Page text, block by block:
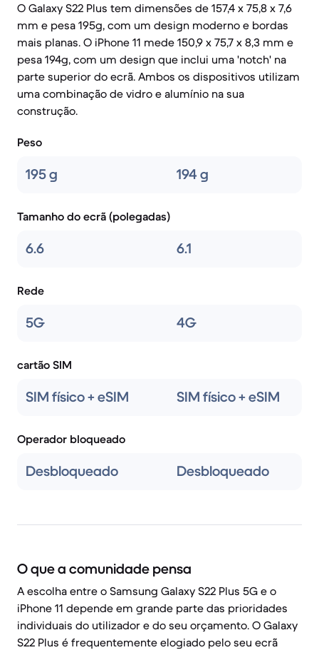
O Galaxy S22 Plus tem dimensões de 157,4 x 75,8 x 7,6
mm e pesa 195g, com um design moderno e bordas
mais planas. O iPhone 11 mede 150,9 x 75,7 x 8,3 mm e
pesa 194g, com um design que inclui uma 'notch' na
parte superior do ecrã. Ambos os dispositivos utilizam
uma combinação de vidro e alumínio na sua
construção.
Peso
195 g 194 g
Tamanho do ecrã (polegadas)
6.6 6.1
Rede
5G 4G
cartão SIM
SIM físico + eSIM SIM físico + eSIM
Operador bloqueado
Desbloqueado Desbloqueado
O que a comunidade pensa
A escolha entre o Samsung Galaxy S22 Plus 5G e o
iPhone 11 depende em grande parte das prioridades
individuais do utilizador e do seu orçamento. O Galaxy
S22 Plus é frequentemente elogiado pelo seu ecrã